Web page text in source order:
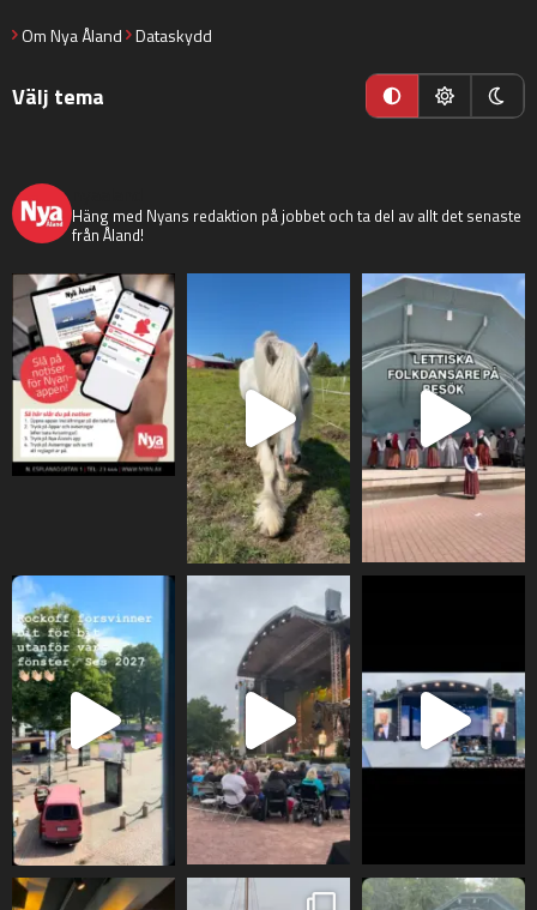
Om Nya Åland Dataskydd
Välj tema
Häng med Nyans redaktion på jobbet och ta del av allt det senaste
från Åland!